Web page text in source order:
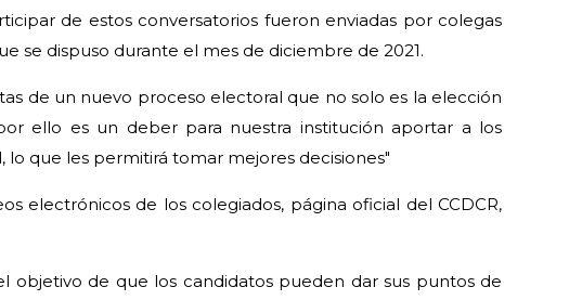
de estos conversatorios fueron enviadas por colegas
se dispuso durante el mes de diciembre de 2021.
de un nuevo proceso electoral que no solo es la elección
ello es un deber para nuestra institución aportar a los
que les permitirá tomar mejores decisiones"
electrónicos de los colegiados, página oficial del CCDCR,
objetivo de que los candidatos pueden dar sus puntos de